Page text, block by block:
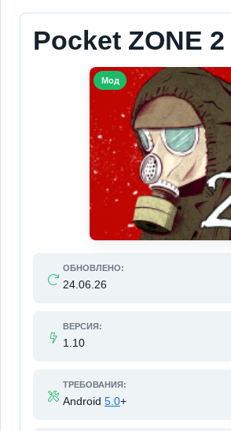
Pocket ZONE 2
ОБНОВЛЕНО:
24.06.26
ВЕРСИЯ:
1.10
ТРЕБОВАНИЯ:
Android 5.0+
Мод